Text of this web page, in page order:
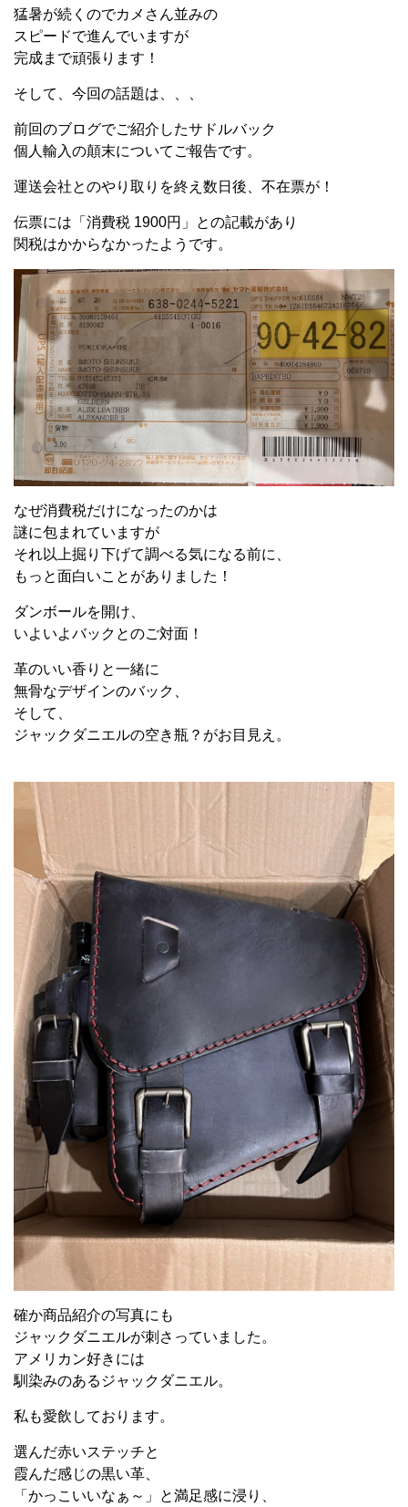
猛暑が続くのでカメさん並みの
スピードで進んでいますが
完成まで頑張ります！
そして、今回の話題は、、、
前回のブログでご紹介したサドルバック
個人輸入の顛末についてご報告です。
運送会社とのやり取りを終え数日後、不在票が！
伝票には「消費税 1900円」との記載があり
関税はかからなかったようです。
なぜ消費税だけになったのかは
謎に包まれていますが
それ以上掘り下げて調べる気になる前に、
もっと面白いことがありました！
ダンボールを開け、
いよいよバックとのご対面！
革のいい香りと一緒に
無骨なデザインのバック、
そして、
ジャックダニエルの空き瓶？がお目見え。
確か商品紹介の写真にも
ジャックダニエルが刺さっていました。
アメリカン好きには
馴染みのあるジャックダニエル。
私も愛飲しております。
選んだ赤いステッチと
霞んだ感じの黒い革、
「かっこいいなぁ～」と満足感に浸り、